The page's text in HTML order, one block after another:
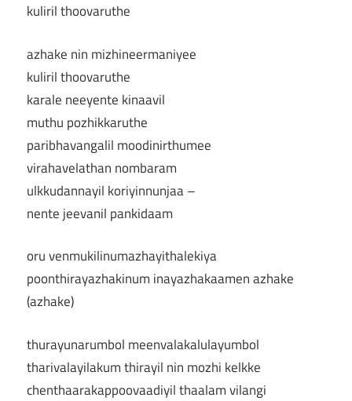
kuliril thoovaruthe
azhake nin mizhineermaniyee
kuliril thoovaruthe
karale neeyente kinaavil
muthu pozhikkaruthe
paribhavangalil moodinirthumee
virahavelathan nombaram
ulkkudannayil koriyinnunjaa –
nente jeevanil pankidaam
oru venmukilinumazhayithalekiya
poonthirayazhakinum inayazhakaamen azhake
(azhake)
thurayunarumbol meenvalakalulayumbol
tharivalayilakum thirayil nin mozhi kelkke
chenthaarakappoovaadiyil thaalam vilangi